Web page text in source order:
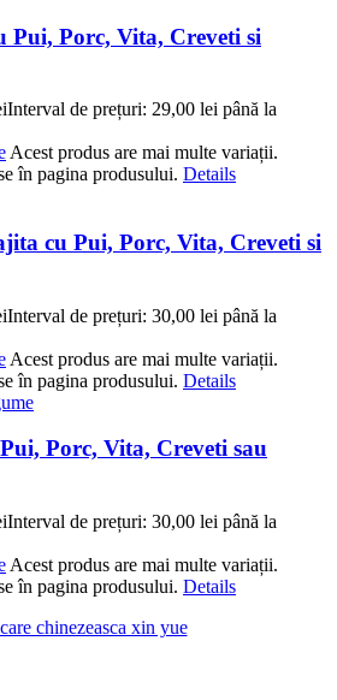
Pui, Porc, Vita, Creveti si
Interval de prețuri: 29,00 lei până la
Acest produs are mai multe variații.
în pagina produsului. Details
cu Pui, Porc, Vita, Creveti si
Interval de prețuri: 30,00 lei până la
Acest produs are mai multe variații.
în pagina produsului. Details
Porc, Vita, Creveti sau
Interval de prețuri: 30,00 lei până la
Acest produs are mai multe variații.
în pagina produsului. Details